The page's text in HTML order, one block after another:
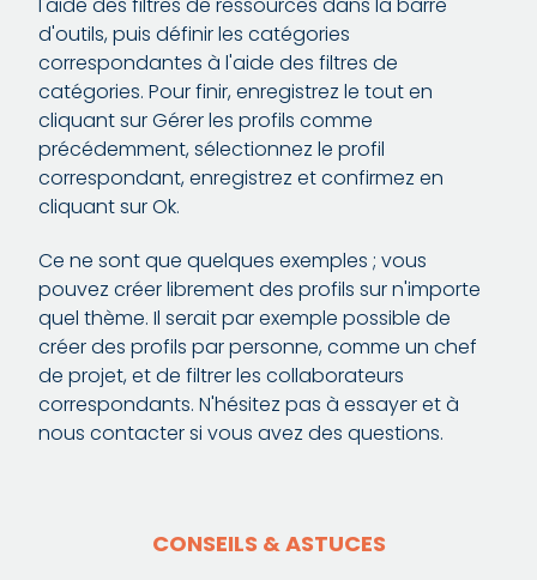
l'aide des filtres de ressources dans la barre
d'outils, puis définir les catégories
correspondantes à l'aide des filtres de
catégories. Pour finir, enregistrez le tout en
cliquant sur Gérer les profils comme
précédemment, sélectionnez le profil
correspondant, enregistrez et confirmez en
cliquant sur Ok.
Ce ne sont que quelques exemples ; vous
pouvez créer librement des profils sur n'importe
quel thème. Il serait par exemple possible de
créer des profils par personne, comme un chef
de projet, et de filtrer les collaborateurs
correspondants. N'hésitez pas à essayer et à
nous contacter si vous avez des questions.
CONSEILS & ASTUCES